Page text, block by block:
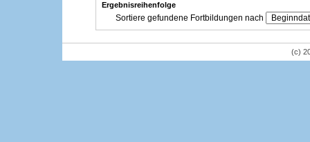
Ergebnisreihenfolge
Sortiere gefundene Fortbildungen nach
(c)